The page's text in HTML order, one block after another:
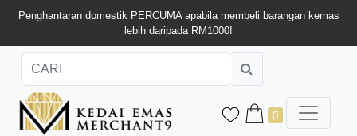
Penghantaran domestik PERCUMA apabila membeli barangan kemas
lebih daripada RM1000!
0